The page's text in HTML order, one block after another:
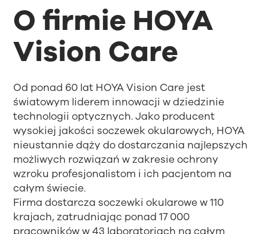
O firmie HOYA
Vision Care
Od ponad 60 lat HOYA Vision Care jest
światowym liderem innowacji w dziedzinie
technologii optycznych. Jako producent
wysokiej jakości soczewek okularowych, HOYA
nieustannie dąży do dostarczania najlepszych
możliwych rozwiązań w zakresie ochrony
wzroku profesjonalistom i ich pacjentom na
całym świecie.
Firma dostarcza soczewki okularowe w 110
krajach, zatrudniając ponad 17 000